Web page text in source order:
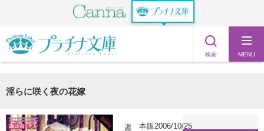
検索 MENU
淫らに咲く夜の花嫁
諏
本販2006/10/25